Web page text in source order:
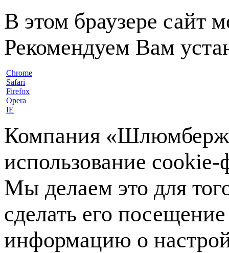
В этом браузере сайт
Рекомендуем Вам
Chrome
Safari
Firefox
Opera
IE
Компания
использование
Мы делаем это для
сделать его
информацию о